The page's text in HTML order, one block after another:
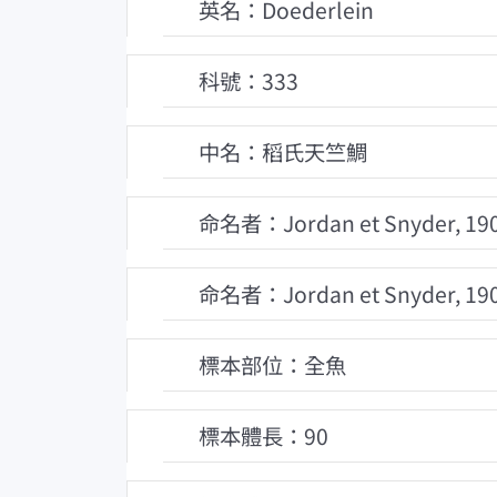
英名：Doederlein
科號：333
中名：稻氏天竺鯛
命名者：Jordan et Snyder,
命名者：Jordan et Snyder,
標本部位：全魚
標本體長：90